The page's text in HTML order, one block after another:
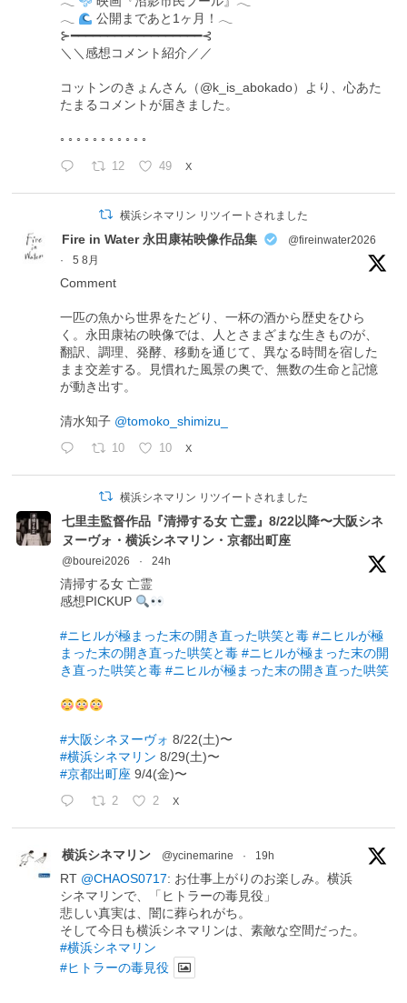
𓂃
公開まであと1ヶ月！𓂃
⊱━━━━━━━━━━━━━━━━━━⊰
＼＼感想コメント紹介／／
コットンのきょんさん（@k_is_abokado）より、心あた
たまるコメントが届きました。
◦ ◦ ◦ ◦ ◦ ◦ ◦ ◦ ◦ ◦ ◦
12 49 X
横浜シネマリン リツイートされました
Fire in Water 永田康祐映像作品集
@fireinwater2026
·
5 8月
Comment
一匹の魚から世界をたどり、一杯の酒から歴史をひら
く。永田康祐の映像では、人とさまざまな生きものが、
翻訳、調理、発酵、移動を通じて、異なる時間を宿した
まま交差する。見慣れた風景の奥で、無数の生命と記憶
が動き出す。
清水知子 @tomoko_shimizu_
10 10 X
横浜シネマリン リツイートされました
七里圭監督作品『清掃する女 亡霊』8/22以降〜大阪シネ
ヌーヴォ・横浜シネマリン・京都出町座
@bourei2026 · 24h
清掃する女 亡霊
感想PICKUP
#ニヒルが極まった末の開き直った哄笑と毒 #ニヒルが極
まった末の開き直った哄笑と毒 #ニヒルが極まった末の開
き直った哄笑と毒 #ニヒルが極まった末の開き直った哄笑
#大阪シネヌーヴォ 8/22(土)〜
#横浜シネマリン 8/29(土)〜
#京都出町座 9/4(金)〜
2 2 X
横浜シネマリン @ycinemarine · 19h
RT @CHAOS0717: お仕事上がりのお楽しみ。横浜
シネマリンで、「ヒトラーの毒見役」
悲しい真実は、闇に葬られがち。
そして今日も横浜シネマリンは、素敵な空間だった。
#横浜シネマリン
#ヒトラーの毒見役